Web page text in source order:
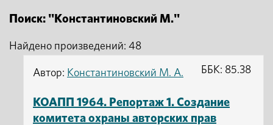
Поиск: "Константиновский М."
Найдено произведений: 48
Автор: Константиновский М. А.
КОАПП 1964. Репортаж 1. Создание
комитета охраны авторских прав
ББК: 85.38